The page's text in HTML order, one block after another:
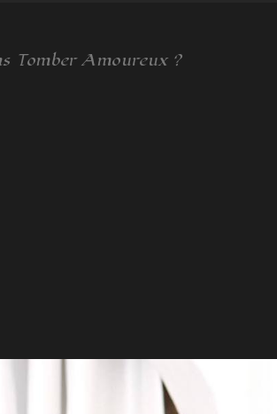
Tomber Amoureux ?